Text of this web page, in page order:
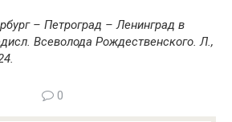
– Петроград – Ленинград в
Всеволода Рождественского. Л.,
0